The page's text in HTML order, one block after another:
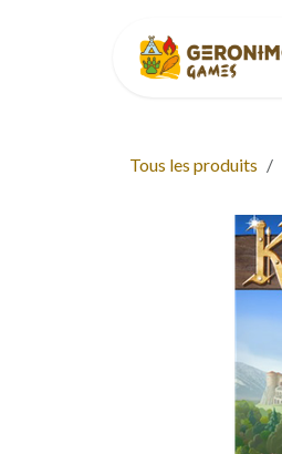
Tous les produits